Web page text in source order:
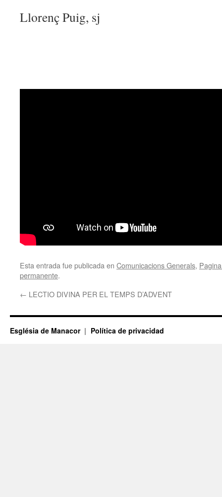
Llorenç Puig, sj
Esta entrada fue publicada en Comunicacions Generals,
permanente.
← LECTIO DIVINA PER EL TEMPS D’ADVENT
Església de Manacor Política de privacidad